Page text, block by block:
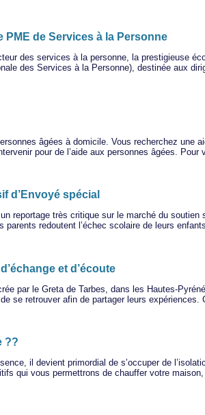
de Services à la Personne
des services à la personne, la prestigieuse
des Services à la Personne), destinée aux
âgées à domicile. Vous recherchez une
pour de l’aide aux personnes âgées.
d’Envoyé spécial
reportage très critique sur le marché du
parents redoutent l’échec scolaire de leurs
et d’écoute
par le Greta de Tarbes, dans les Hautes-
se retrouver afin de partager leurs
??
il devient primordial de s’occuper de
qui vous permettrons de chauffer votre